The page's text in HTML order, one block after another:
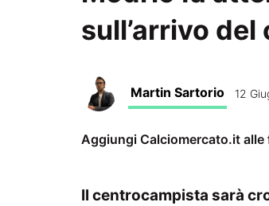
sull’arrivo
Martin Sartorio 12
Aggiungi Calciomercato.it
Il centrocampista sarà